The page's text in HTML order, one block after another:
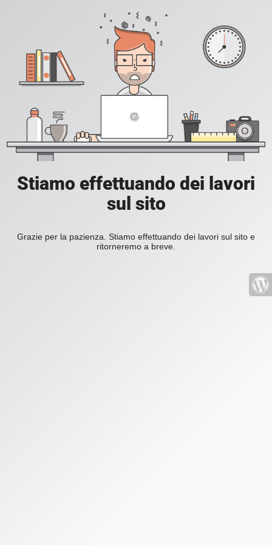
Stiamo effettuando dei lavori
sul sito
Grazie per la pazienza. Stiamo effettuando dei lavori sul sito e
ritorneremo a breve.